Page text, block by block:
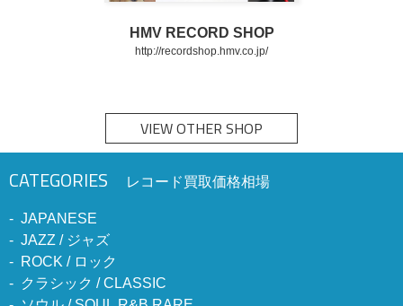
HMV RECORD SHOP
http://recordshop.hmv.co.jp/
VIEW OTHER SHOP
CATEGORIES レコード買取価格相場
JAPANESE
JAZZ / ジャズ
ROCK / ロック
クラシック / CLASSIC